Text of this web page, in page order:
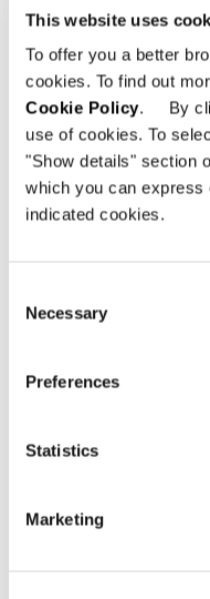
This website uses
To offer you a better
cookies. To find out
Cookie Policy. By
use of cookies. To
"Show details" section
which you can express
indicated cookies.
Selection
Necessary
Preferences
Statistics
Marketing
Valencia,